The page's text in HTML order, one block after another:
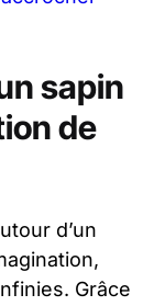
sapin
de
d’un
Grâce